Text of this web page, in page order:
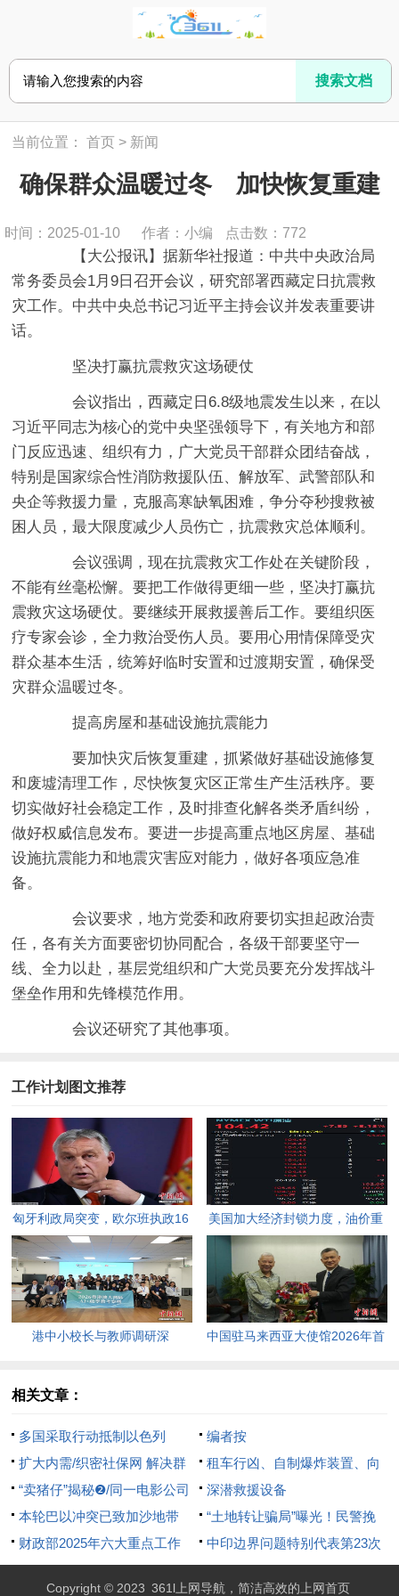
当前位置：首页 > 新闻
确保群众温暖过冬 加快恢复重建
时间：2025-01-10 作者：小编 点击数： 772
【大公报讯】据新华社报道：中共中央政治局
常务委员会1月9日召开会议，研究部署西藏定日抗震救
灾工作。中共中央总书记习近平主持会议并发表重要讲
话。
坚决打赢抗震救灾这场硬仗
会议指出，西藏定日6.8级地震发生以来，在以
习近平同志为核心的党中央坚强领导下，有关地方和部
门反应迅速、组织有力，广大党员干部群众团结奋战，
特别是国家综合性消防救援队伍、解放军、武警部队和
央企等救援力量，克服高寒缺氧困难，争分夺秒搜救被
困人员，最大限度减少人员伤亡，抗震救灾总体顺利。
会议强调，现在抗震救灾工作处在关键阶段，
不能有丝毫松懈。要把工作做得更细一些，坚决打赢抗
震救灾这场硬仗。要继续开展救援善后工作。要组织医
疗专家会诊，全力救治受伤人员。要用心用情保障受灾
群众基本生活，统筹好临时安置和过渡期安置，确保受
灾群众温暖过冬。
提高房屋和基础设施抗震能力
要加快灾后恢复重建，抓紧做好基础设施修复
和废墟清理工作，尽快恢复灾区正常生产生活秩序。要
切实做好社会稳定工作，及时排查化解各类矛盾纠纷，
做好权威信息发布。要进一步提高重点地区房屋、基础
设施抗震能力和地震灾害应对能力，做好各项应急准
备。
会议要求，地方党委和政府要切实担起政治责
任，各有关方面要密切协同配合，各级干部要坚守一
线、全力以赴，基层党组织和广大党员要充分发挥战斗
堡垒作用和先锋模范作用。
会议还研究了其他事项。
工作计划图文推荐
匈牙利政局突变，欧尔班执政16
年终结。
美国加大经济封锁力度，油价重
返100美元高点，黄金价格急
跌，日韩主要股指开盘走低。
港中小校长与教师调研深
课堂新路径。
中国驻马来西亚大使馆2026年首
力，帮助他们在异国他乡更好地
学习和生活。
相关文章：
多国采取行动抵制以色列
编者按
扩大内需/织密社保网 解决群
众急难愁盼问题
租车行凶、自制爆炸装置、向
警察开枪 美国汽车撞人事件细
节披露
“卖猪仔”揭秘❷/同一电影公司
邀约 同一出行路线 惊现星星“翻
版” 男模消失泰缅
深潜救援设备
本轮巴以冲突已致加沙地带
195名媒体从业者死亡
“土地转让骗局”曝光！民警挽
损97万
财政部2025年六大重点工作
中印边界问题特别代表第23次
会晤将在北京举行
Copyright © 2023 361l上网导航，简洁高效的上网首页